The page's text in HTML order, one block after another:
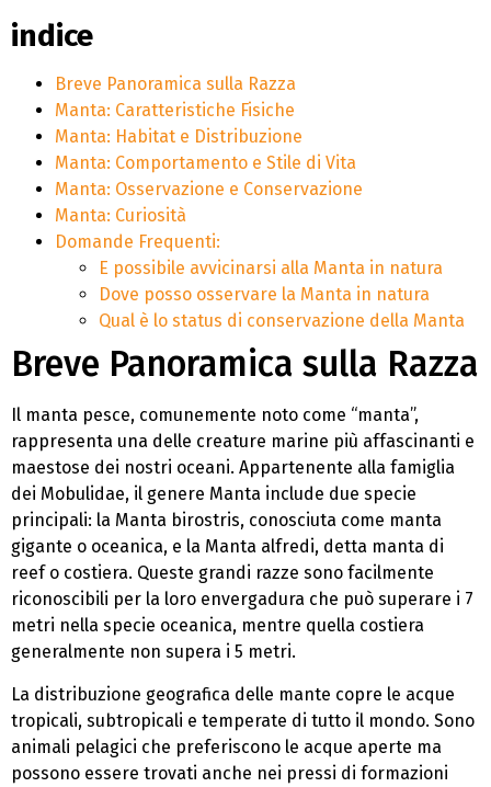
indice
Breve Panoramica sulla Razza
Manta: Caratteristiche Fisiche
Manta: Habitat e Distribuzione
Manta: Comportamento e Stile di Vita
Manta: Osservazione e Conservazione
Manta: Curiosità
Domande Frequenti:
E possibile avvicinarsi alla Manta in natura
Dove posso osservare la Manta in natura
Qual è lo status di conservazione della Manta
Breve Panoramica sulla Razza
Il manta pesce, comunemente noto come “manta”,
rappresenta una delle creature marine più affascinanti e
maestose dei nostri oceani. Appartenente alla famiglia
dei Mobulidae, il genere Manta include due specie
principali: la Manta birostris, conosciuta come manta
gigante o oceanica, e la Manta alfredi, detta manta di
reef o costiera. Queste grandi razze sono facilmente
riconoscibili per la loro envergadura che può superare i 7
metri nella specie oceanica, mentre quella costiera
generalmente non supera i 5 metri.
La distribuzione geografica delle mante copre le acque
tropicali, subtropicali e temperate di tutto il mondo. Sono
animali pelagici che preferiscono le acque aperte ma
possono essere trovati anche nei pressi di formazioni